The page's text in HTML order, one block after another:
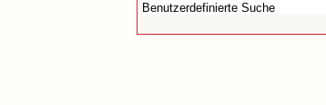
Benutzerdefinierte Suche